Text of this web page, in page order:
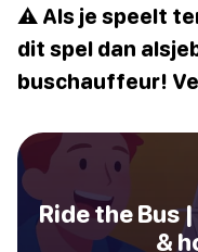
⚠️ Als je speelt
dit spel dan
buschauffeur!
Ride the Bus
&